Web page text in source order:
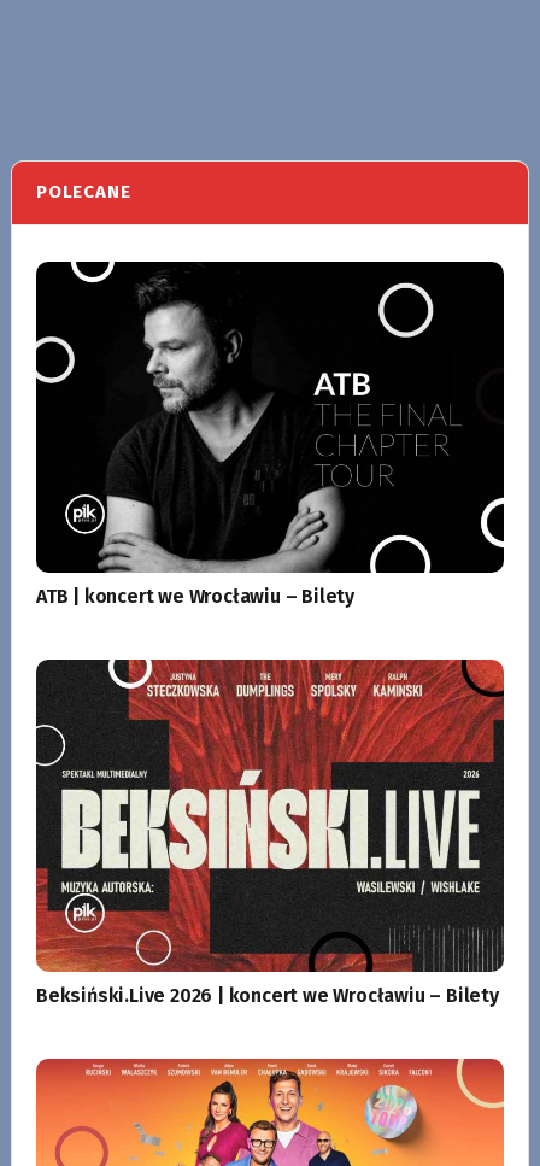
POLECANE
ATB | koncert we Wrocławiu – Bilety
Beksiński.Live 2026 | koncert we Wrocławiu – Bilety